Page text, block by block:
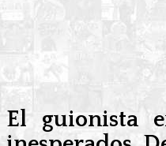
El guionista